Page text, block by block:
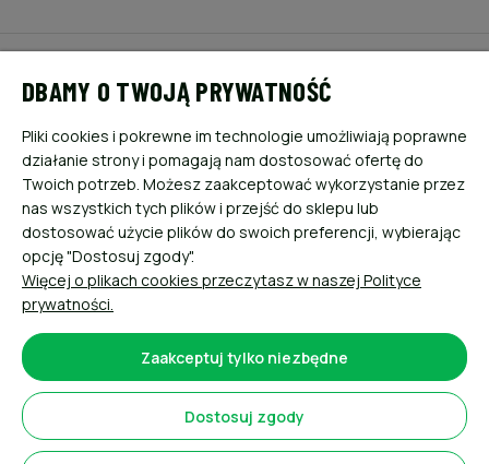
PŁATNOŚCI I DOSTAWA
INFORMACJE
O NAS
DBAMY O TWOJĄ PRYWATNOŚĆ
Pliki cookies i pokrewne im technologie umożliwiają poprawne
działanie strony i pomagają nam dostosować ofertę do
Twoich potrzeb. Możesz zaakceptować wykorzystanie przez
nas wszystkich tych plików i przejść do sklepu lub
dostosować użycie plików do swoich preferencji, wybierając
opcję "Dostosuj zgody".
Więcej o plikach cookies przeczytasz w naszej Polityce
prywatności.
Zaakceptuj tylko niezbędne
Dostosuj zgody